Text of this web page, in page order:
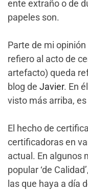
ente extraño o de
papeles son.
Parte de mi
refiero al acto de
artefacto) queda
blog de Javier. En
visto más arriba,
El hecho de
certificadoras en
actual. En algunos
popular ‘de
las que haya a día